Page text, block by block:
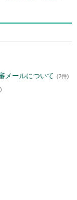
メールについて (2件)